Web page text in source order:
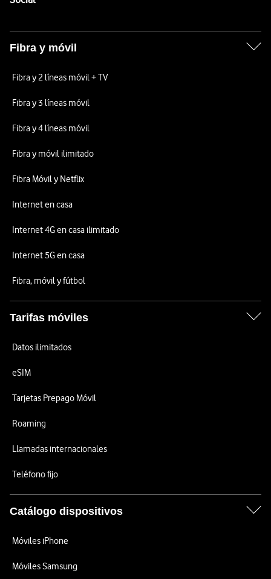
Fibra y móvil
Fibra y 2 líneas móvil + TV
Fibra y 3 líneas móvil
Fibra y 4 líneas móvil
Fibra y móvil ilimitado
Fibra Móvil y Netflix
Internet en casa
Internet 4G en casa ilimitado
Internet 5G en casa
Fibra, móvil y fútbol
Tarifas móviles
Datos ilimitados
eSIM
Tarjetas Prepago Móvil
Roaming
Llamadas internacionales
Teléfono fijo
Catálogo dispositivos
Móviles iPhone
Móviles Samsung